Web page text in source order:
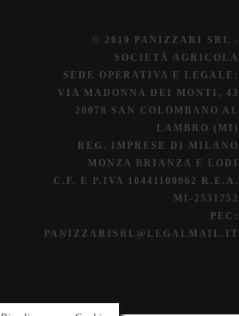
© 2019 PANIZZARI SRL -
SOCIETÀ AGRICOLA
SEDE OPERATIVA E LEGALE:
VIA MADONNA DEI MONTI, 43
20078 SAN COLOMBANO AL
LAMBRO (MI)
REG. IMPRESE DI MILANO
MONZA BRIANZA E LODI
C.F. E P.IVA 10441100962 R.E.A.
MI-2531752
PEC:
PANIZZARISRL@LEGALMAIL.IT